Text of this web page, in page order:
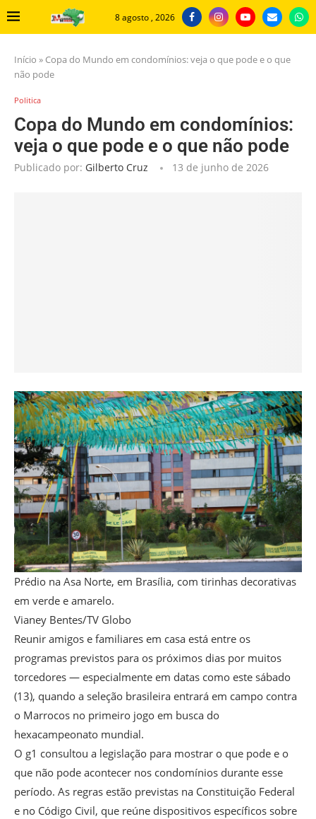
8 agosto , 2026
Início » Copa do Mundo em condomínios: veja o que pode e o que
não pode
Politica
Copa do Mundo em condomínios:
veja o que pode e o que não pode
Publicado por: Gilberto Cruz 13 de junho de 2026
Prédio na Asa Norte, em Brasília, com tirinhas decorativas
em verde e amarelo.
Vianey Bentes/TV Globo
Reunir amigos e familiares em casa está entre os
programas previstos para os próximos dias por muitos
torcedores — especialmente em datas como este sábado
(13), quando a seleção brasileira entrará em campo contra
o Marrocos no primeiro jogo em busca do
hexacampeonato mundial.
O g1 consultou a legislação para mostrar o que pode e o
que não pode acontecer nos condomínios durante esse
período. As regras estão previstas na Constituição Federal
e no Código Civil, que reúne dispositivos específicos sobre